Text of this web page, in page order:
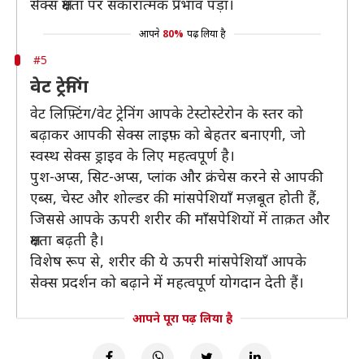
सेक्स क्षमता पर सकारात्मक प्रभाव पड़ा।
आपने 80% पढ़ लिया है
#5
वेट ट्रेनिंग
वेट लिफ़्टिंग/वेट ट्रेनिंग आपके टेस्टोस्टेरोन के स्तर को
बढ़ाकर आपकी सेक्स लाइफ़ को बेहतर बनाएगी, जो
स्वस्थ सेक्स ड्राइव के लिए महत्वपूर्ण है।
पुश-अप्स, सिट-अप्स, प्लांक और क्रंचेस करने से आपकी
एब्स, चेस्ट और शोल्डर की मांसपेशियाँ मज़बूत होती हैं,
जिससे आपके ऊपरी शरीर की माँसपेशियों में ताक़त और
क्षमता बढ़ती है।
विशेष रूप से, शरीर की ये ऊपरी मांसपेशियाँ आपके
सेक्स प्रदर्शन को बढ़ाने में महत्वपूर्ण योगदान देती हैं।
आपने पूरा पढ़ लिया है